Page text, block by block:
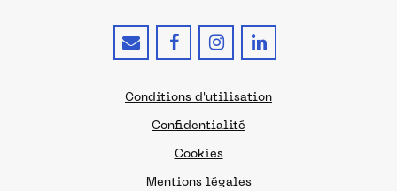
Conditions d'utilisation
Confidentialité
Cookies
Mentions légales